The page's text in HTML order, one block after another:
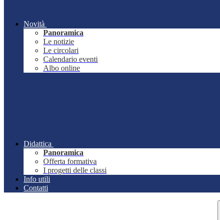
Novità
Panoramica
Le notizie
Le circolari
Calendario eventi
Albo online
Didattica
Panoramica
Offerta formativa
I progetti delle classi
Info utili
Contatti